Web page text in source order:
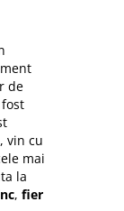
de
vin cu
mai
la
, fier